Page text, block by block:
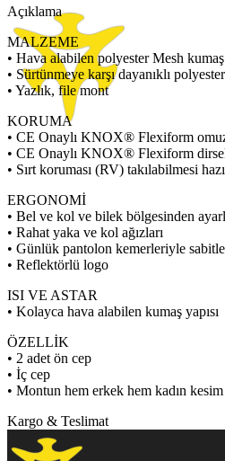
Açıklama
MALZEME
• Hava alabilen polyester Mesh kumaş
• Sürtünmeye karşı dayanıklı
• Yazlık, file mont
KORUMA
• CE Onaylı KNOX® Flexiform
• CE Onaylı KNOX® Flexiform
• Sırt koruması (RV) takılabilmesi
ERGONOMİ
• Bel ve kol ve bilek bölgesinden
• Rahat yaka ve kol ağızları
• Günlük pantolon kemerleriyle
• Reflektörlü logo
ISI VE ASTAR
• Kolayca hava alabilen kumaş yapısı
ÖZELLİK
• 2 adet ön cep
• İç cep
• Montun hem erkek hem kadın
Kargo & Teslimat